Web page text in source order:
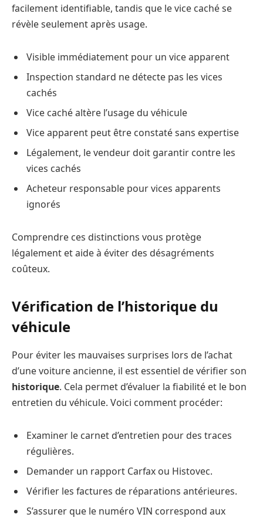
facilement identifiable, tandis que le vice caché se
révèle seulement après usage.
Visible immédiatement pour un vice apparent
Inspection standard ne détecte pas les vices
cachés
Vice caché altère l’usage du véhicule
Vice apparent peut être constaté sans expertise
Légalement, le vendeur doit garantir contre les
vices cachés
Acheteur responsable pour vices apparents
ignorés
Comprendre ces distinctions vous protège
légalement et aide à éviter des désagréments
coûteux.
Vérification de l’historique du
véhicule
Pour éviter les mauvaises surprises lors de l’achat
d’une voiture ancienne, il est essentiel de vérifier son
historique. Cela permet d’évaluer la fiabilité et le bon
entretien du véhicule. Voici comment procéder:
Examiner le carnet d’entretien pour des traces
régulières.
Demander un rapport Carfax ou Histovec.
Vérifier les factures de réparations antérieures.
S’assurer que le numéro VIN correspond aux